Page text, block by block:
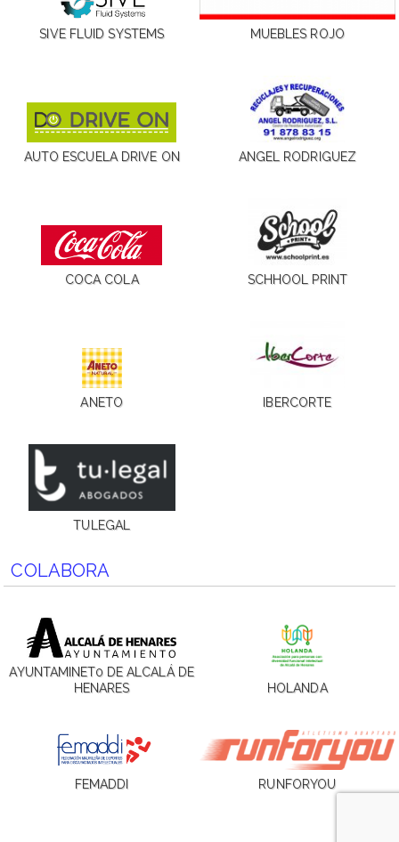
SIVE FLUID SYSTEMS MUEBLES ROJO
AUTO ESCUELA DRIVE ON ANGEL RODRIGUEZ
COCA COLA SCHHOOL PRINT
ANETO IBERCORTE
TULEGAL
COLABORA
AYUNTAMINET0 DE ALCALÁ DE
HENARES
HOLANDA
FEMADDI RUNFORYOU